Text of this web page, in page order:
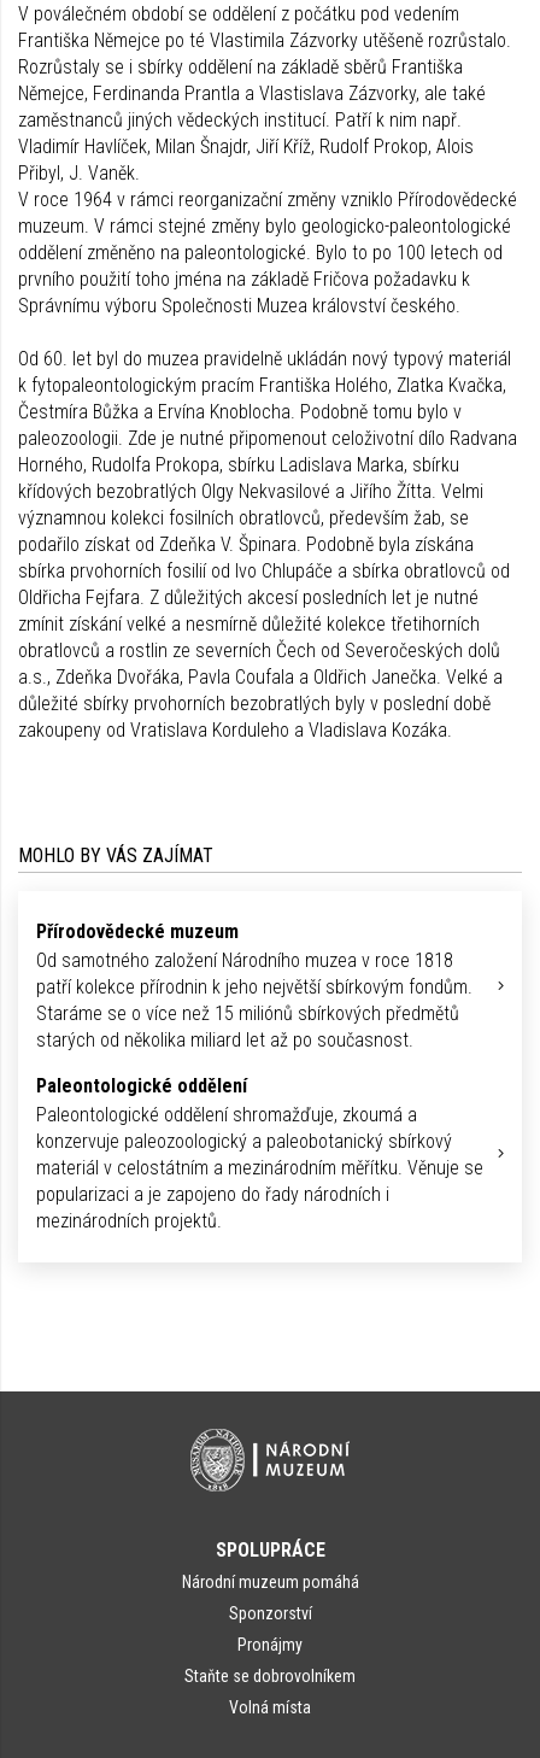
V poválečném období se oddělení z počátku pod vedením
Františka Němejce po té Vlastimila Zázvorky utěšeně rozrůstalo.
Rozrůstaly se i sbírky oddělení na základě sběrů Františka
Němejce, Ferdinanda Prantla a Vlastislava Zázvorky, ale také
zaměstnanců jiných vědeckých institucí. Patří k nim např.
Vladimír Havlíček, Milan Šnajdr, Jiří Kříž, Rudolf Prokop, Alois
Přibyl, J. Vaněk.
V roce 1964 v rámci reorganizační změny vzniklo Přírodovědecké
muzeum. V rámci stejné změny bylo geologicko-paleontologické
oddělení změněno na paleontologické. Bylo to po 100 letech od
prvního použití toho jména na základě Fričova požadavku k
Správnímu výboru Společnosti Muzea království českého.
Od 60. let byl do muzea pravidelně ukládán nový typový materiál
k fytopaleontologickým pracím Františka Holého, Zlatka Kvačka,
Čestmíra Bůžka a Ervína Knoblocha. Podobně tomu bylo v
paleozoologii. Zde je nutné připomenout celoživotní dílo Radvana
Horného, Rudolfa Prokopa, sbírku Ladislava Marka, sbírku
křídových bezobratlých Olgy Nekvasilové a Jiřího Žítta. Velmi
významnou kolekci fosilních obratlovců, především žab, se
podařilo získat od Zdeňka V. Špinara. Podobně byla získána
sbírka prvohorních fosilií od Ivo Chlupáče a sbírka obratlovců od
Oldřicha Fejfara. Z důležitých akcesí posledních let je nutné
zmínit získání velké a nesmírně důležité kolekce třetihorních
obratlovců a rostlin ze severních Čech od Severočeských dolů
a.s., Zdeňka Dvořáka, Pavla Coufala a Oldřich Janečka. Velké a
důležité sbírky prvohorních bezobratlých byly v poslední době
zakoupeny od Vratislava Korduleho a Vladislava Kozáka.
MOHLO BY VÁS ZAJÍMAT
Přírodovědecké muzeum
Od samotného založení Národního muzea v roce 1818
patří kolekce přírodnin k jeho největší sbírkovým fondům.
Staráme se o více než 15 miliónů sbírkových předmětů
starých od několika miliard let až po současnost.
Paleontologické oddělení
Paleontologické oddělení shromažďuje, zkoumá a
konzervuje paleozoologický a paleobotanický sbírkový
materiál v celostátním a mezinárodním měřítku. Věnuje se
popularizaci a je zapojeno do řady národních i
mezinárodních projektů.
SPOLUPRÁCE
Národní muzeum pomáhá
Sponzorství
Pronájmy
Staňte se dobrovolníkem
Volná místa